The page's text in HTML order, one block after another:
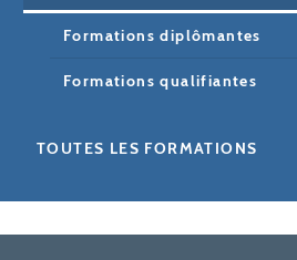
Formations diplômantes
Formations qualifiantes
TOUTES LES FORMATIONS